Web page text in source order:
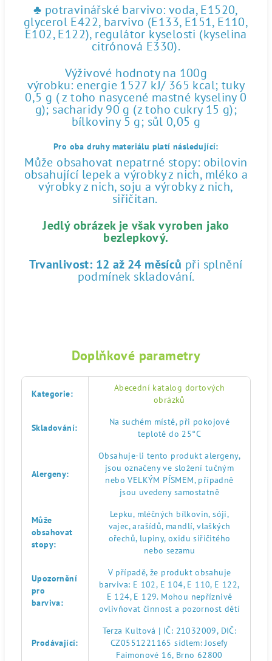
♣ potravinářské barvivo: voda, E1520,
glycerol E422, barvivo (E133, E151, E110,
E102, E122), regulátor kyselosti (kyselina
citrónová E330).
Výživové hodnoty na 100g
výrobku: energie 1527 kJ/ 365 kcal; tuky
0,5 g ( z toho nasycené mastné kyseliny 0
g); sacharidy 90 g (z toho cukry 15 g);
bílkoviny 5 g; sůl 0,05 g
Pro oba druhy materiálu platí následující:
Může obsahovat nepatrné stopy: obilovin
obsahující lepek a výrobky z nich, mléko a
výrobky z nich, soju a výrobky z nich,
siřičitan.
Jedlý obrázek je však vyroben jako
bezlepkový.
Trvanlivost: 12 až 24 měsíců při splnění
podmínek skladování.
Doplňkové parametry
Kategorie:
Abecední katalog dortových
obrázků
Skladování:
Na suchém místě, při pokojové
teplotě do 25°C
Alergeny:
Obsahuje-li tento produkt alergeny,
jsou označeny ve složení tučným
nebo VELKÝM PÍSMEM, případně
jsou uvedeny samostatně
Může
obsahovat
stopy:
Lepku, mléčných bílkovin, sóji,
vajec, arašídů, mandlí, vlaškých
ořechů, lupiny, oxidu siřičitého
nebo sezamu
Upozornění
pro
barviva:
V případě, že produkt obsahuje
barviva: E 102, E 104, E 110, E 122,
E 124, E 129. Mohou nepříznivě
ovlivňovat činnost a pozornost dětí
Prodávající:
Terza Kultová | IČ: 21032009, DIČ:
CZ0551221165 sídlem: Josefy
Faimonové 16, Brno 62800